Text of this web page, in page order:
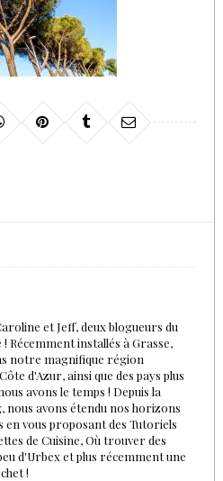
et Jeff, deux blogueurs du
! Récemment installés à Grasse,
notre magnifique région
d'Azur, ainsi que des pays plus
avons le temps ! Depuis la
nous avons étendu nos horizons
en vous proposant des Tutoriels
de Cuisine, Où trouver des
d'Urbex et plus récemment une
!